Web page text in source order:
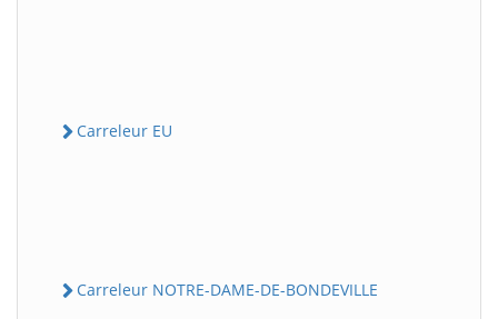
Carreleur EU
Carreleur NOTRE-DAME-DE-BONDEVILLE